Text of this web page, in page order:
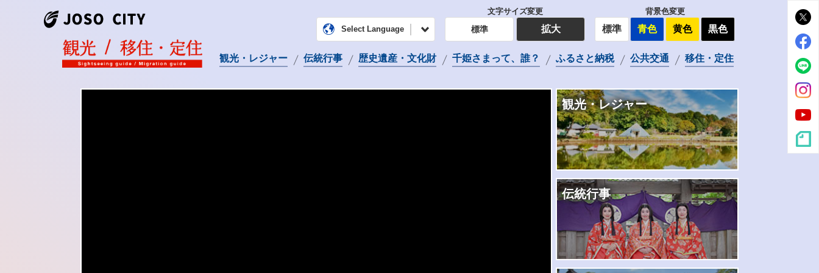
常総市公式ホームページ
Select Language
文字サイズ変更
標準 拡大
背景色変更
標準 青色 黄色 黒色
観光・レジャー 伝統行事 歴史遺産・文化財 千姫さまって、誰？ ふるさと納税 公共交通 移住・定住
観光・レジャー
伝統行事